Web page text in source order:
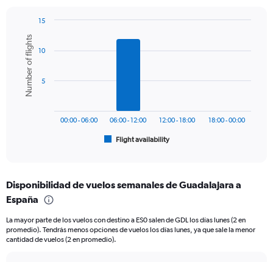
axis
displaying
values.
Range:
chart
with
bars.
The
Range:
6
The
chart
Chart
graphic.
Number of flights
Flight availability
00:00 - 06:00 06:00 - 12:00 12:00 - 18:00 18:00 - 00:00
5
10
15
Disponibilidad de vuelos semanales de Guadalajara a
España
La mayor parte de los vuelos con destino a ES0 salen de GDL los días lunes (2 en
promedio). Tendrás menos opciones de vuelos los días lunes, ya que sale la menor
cantidad de vuelos (2 en promedio).